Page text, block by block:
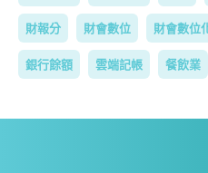
財報分 財會數位 財會數位
銀行餘額 雲端記帳 餐飲業